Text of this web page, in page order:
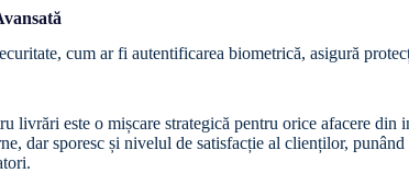
cum ar fi autentificarea biometrică, asigură
livrări este o mișcare strategică pentru orice afacere
dar sporesc și nivelul de satisfacție al clienților,